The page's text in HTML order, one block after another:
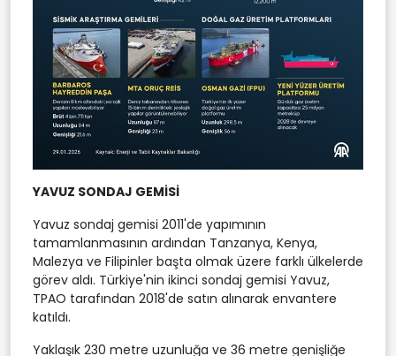
YAVUZ SONDAJ GEMİSİ
Yavuz sondaj gemisi 2011'de yapımının
tamamlanmasının ardından Tanzanya, Kenya,
Malezya ve Filipinler başta olmak üzere farklı ülkelerde
görev aldı. Türkiye'nin ikinci sondaj gemisi Yavuz,
TPAO tarafından 2018'de satın alınarak envantere
katıldı.
Yaklaşık 230 metre uzunluğa ve 36 metre genişliğe